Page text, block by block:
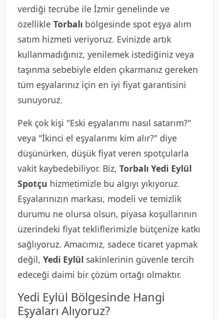
verdiği tecrübe ile İzmir genelinde ve
özellikle Torbalı bölgesinde spot eşya alım
satım hizmeti veriyoruz. Evinizde artık
kullanmadığınız, yenilemek istediğiniz veya
taşınma sebebiyle elden çıkarmanız gereken
tüm eşyalarınız için en iyi fiyat garantisini
sunuyoruz.
Pek çok kişi "Eski eşyalarımı nasıl satarım?"
veya "İkinci el eşyalarımı kim alır?" diye
düşünürken, düşük fiyat veren spotçularla
vakit kaybedebiliyor. Biz, Torbalı Yedi Eylül
Spotçu hizmetimizle bu algıyı yıkıyoruz.
Eşyalarınızın markası, modeli ve temizlik
durumu ne olursa olsun, piyasa koşullarının
üzerindeki fiyat tekliflerimizle bütçenize katkı
sağlıyoruz. Amacımız, sadece ticaret yapmak
değil, Yedi Eylül sakinlerinin güvenle tercih
edeceği daimi bir çözüm ortağı olmaktır.
Yedi Eylül Bölgesinde Hangi
Eşyaları Alıyoruz?